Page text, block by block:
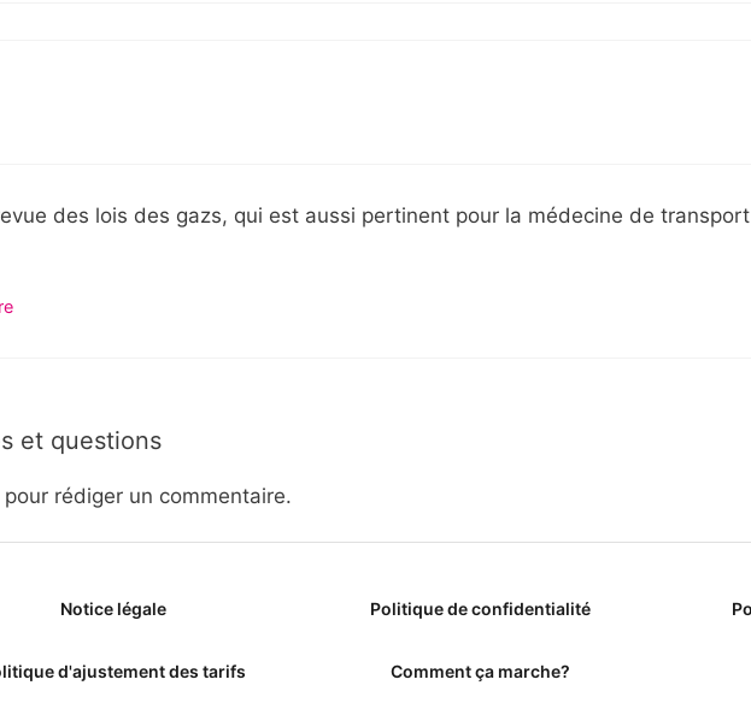
des lois des gazs, qui est aussi pertinent pour la médecine de
et questions
pour rédiger un commentaire.
Notice légale Politique de confidentialité
d'ajustement des tarifs Comment ça marche?